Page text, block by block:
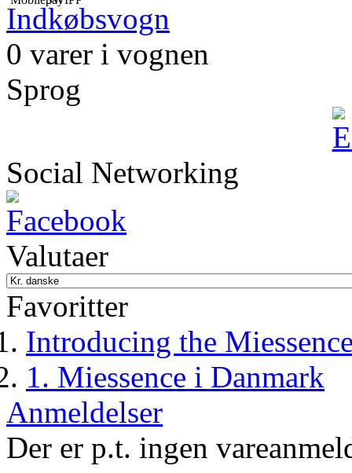
Indkøbsvogn
0 varer i vognen
Sprog
Social Networking
Valutaer
Favoritter
Introducing the
1. Miessence i Danmark
Anmeldelser
Der er p.t. ingen